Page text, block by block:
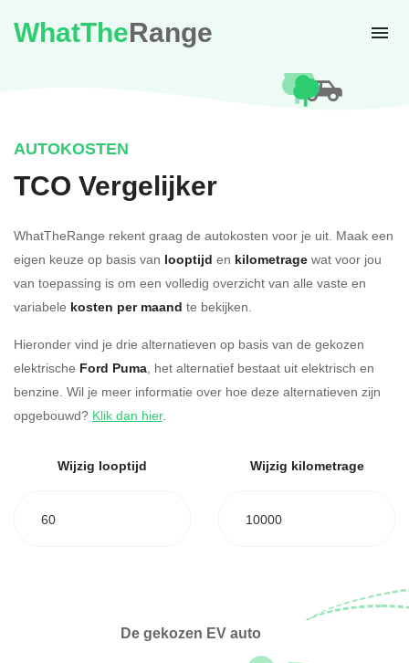
WhatTheRange
AUTOKOSTEN
TCO Vergelijker
WhatTheRange rekent graag de autokosten voor je uit. Maak een
eigen keuze op basis van looptijd en kilometrage wat voor jou
van toepassing is om een volledig overzicht van alle vaste en
variabele kosten per maand te bekijken.
Hieronder vind je drie alternatieven op basis van de gekozen
elektrische Ford Puma, het alternatief bestaat uit elektrisch en
benzine. Wil je meer informatie over hoe deze alternatieven zijn
opgebouwd? Klik dan hier.
Wijzig looptijd
60
Wijzig kilometrage
10000
De gekozen EV auto